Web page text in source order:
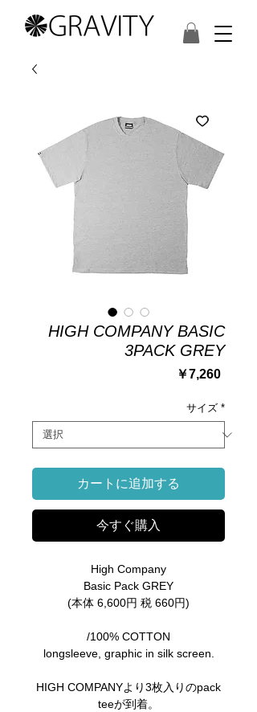
HIGH COMPANY BASIC
3PACK GREY
￥7,260価
サイズ *
カートに追加する
今すぐ購入
High Company
Basic Pack GREY
(本体 6,600円 税 660円)
/100% COTTON
longsleeve, graphic in silk screen.
HIGH COMPANYより3枚入りのpack
teeが到着。